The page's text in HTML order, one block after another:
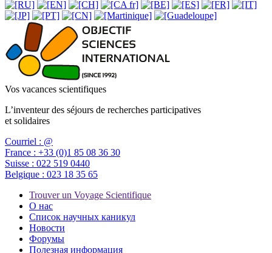
Vos vacances scientifiques
L’inventeur des séjours de recherches participatives
et solidaires
Courriel : @
France : +33 (0)1 85 08 36 30
Suisse : 022 519 0440
Belgique : 023 18 35 65
Trouver un Voyage Scientifique
О нас
Список научных каникул
Новости
Форумы
Полезная информация